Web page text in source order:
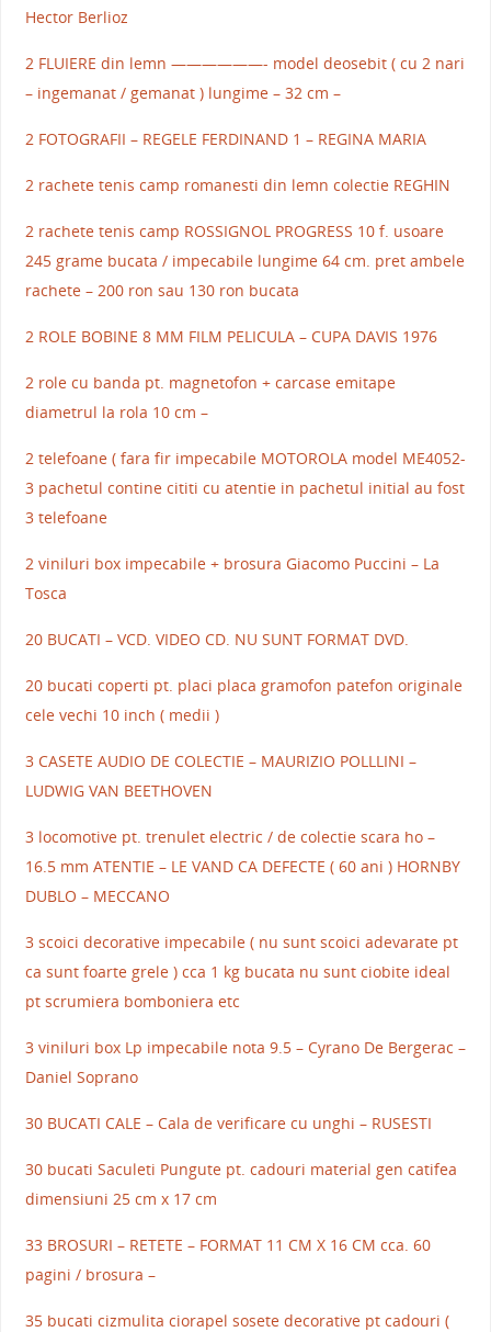
Hector Berlioz
2 FLUIERE din lemn ——————- model deosebit ( cu 2 nari
– ingemanat / gemanat ) lungime – 32 cm –
2 FOTOGRAFII – REGELE FERDINAND 1 – REGINA MARIA
2 rachete tenis camp romanesti din lemn colectie REGHIN
2 rachete tenis camp ROSSIGNOL PROGRESS 10 f. usoare
245 grame bucata / impecabile lungime 64 cm. pret ambele
rachete – 200 ron sau 130 ron bucata
2 ROLE BOBINE 8 MM FILM PELICULA – CUPA DAVIS 1976
2 role cu banda pt. magnetofon + carcase emitape
diametrul la rola 10 cm –
2 telefoane ( fara fir impecabile MOTOROLA model ME4052-
3 pachetul contine cititi cu atentie in pachetul initial au fost
3 telefoane
2 viniluri box impecabile + brosura Giacomo Puccini – La
Tosca
20 BUCATI – VCD. VIDEO CD. NU SUNT FORMAT DVD.
20 bucati coperti pt. placi placa gramofon patefon originale
cele vechi 10 inch ( medii )
3 CASETE AUDIO DE COLECTIE – MAURIZIO POLLLINI –
LUDWIG VAN BEETHOVEN
3 locomotive pt. trenulet electric / de colectie scara ho –
16.5 mm ATENTIE – LE VAND CA DEFECTE ( 60 ani ) HORNBY
DUBLO – MECCANO
3 scoici decorative impecabile ( nu sunt scoici adevarate pt
ca sunt foarte grele ) cca 1 kg bucata nu sunt ciobite ideal
pt scrumiera bomboniera etc
3 viniluri box Lp impecabile nota 9.5 – Cyrano De Bergerac –
Daniel Soprano
30 BUCATI CALE – Cala de verificare cu unghi – RUSESTI
30 bucati Saculeti Pungute pt. cadouri material gen catifea
dimensiuni 25 cm x 17 cm
33 BROSURI – RETETE – FORMAT 11 CM X 16 CM cca. 60
pagini / brosura –
35 bucati cizmulita ciorapel sosete decorative pt cadouri (